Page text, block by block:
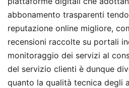
abbonamento trasparenti
reputazione online migliore,
recensioni raccolte su portali
monitoraggio dei servizi al
del servizio clienti è dunque
quanto la qualità tecnica degli